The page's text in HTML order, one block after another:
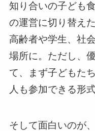
知り合いの子ども
の運営に切り替え
高齢者や学生、社
場所に。ただし、
て、まず子どもた
人も参加できる形式
そして面白いのが